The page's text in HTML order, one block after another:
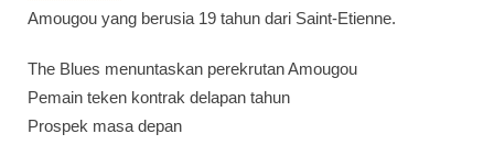
Amougou yang berusia 19 tahun dari Saint-Etienne.
The Blues menuntaskan perekrutan Amougou
Pemain teken kontrak delapan tahun
Prospek masa depan